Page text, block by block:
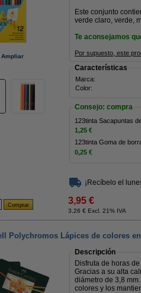
Ampliar
Este conjunto
verde claro, verde,
Te aconsejamos
Por supuesto, este
Características
Marca:
Color:
Consejo: compra
123tinta Sacapuntas
1,25 €
123tinta Goma de
0,25 €
¡Recíbelo el
3,95 €
3,26 € Excl. 21% IVA
Polychromos Lápices de colores
Descripción
Disfruta de horas
Gracias a su alta
diámetro de 3,8
colores y los